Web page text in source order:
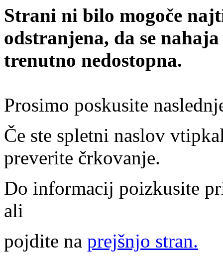
Strani ni bilo mogoče
odstranjena, da se
trenutno nedostopna.
Prosimo poskusite
Če ste spletni naslov
preverite črkovanje.
Do informacij poizkusite
ali
pojdite na prejšnjo stran.